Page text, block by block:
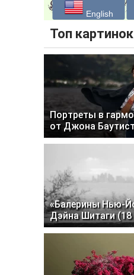
English
Топ
Портреты в
от Джона
«Балерины Нью-
Дэйна Шитаги